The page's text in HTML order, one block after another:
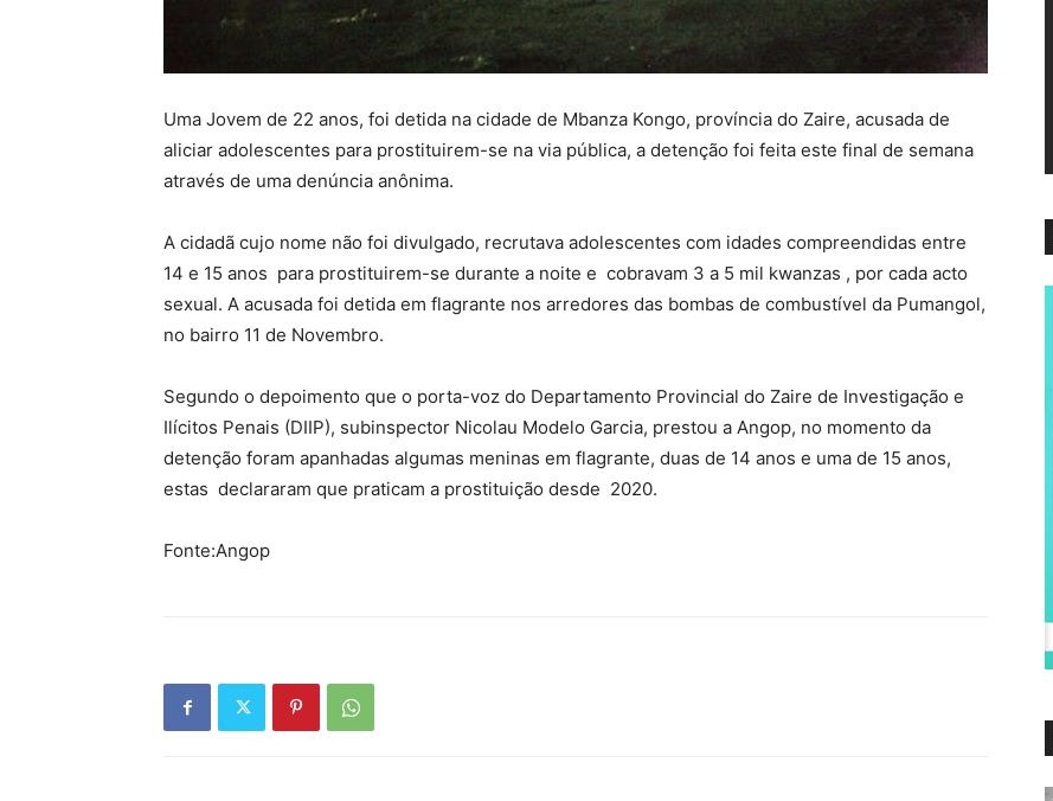
Uma Jovem de 22 anos, foi detida na cidade de Mbanza Kongo, província do Zaire, acusada de
aliciar adolescentes para prostituirem-se na via pública, a detenção foi feita este final de semana
através de uma denúncia anônima.
A cidadã cujo nome não foi divulgado, recrutava adolescentes com idades compreendidas entre
14 e 15 anos para prostituirem-se durante a noite e cobravam 3 a 5 mil kwanzas , por cada acto
sexual. A acusada foi detida em flagrante nos arredores das bombas de combustível da Pumangol,
no bairro 11 de Novembro.
Segundo o depoimento que o porta-voz do Departamento Provincial do Zaire de Investigação e
Ilícitos Penais (DIIP), subinspector Nicolau Modelo Garcia, prestou a Angop, no momento da
detenção foram apanhadas algumas meninas em flagrante, duas de 14 anos e uma de 15 anos,
estas declararam que praticam a prostituição desde 2020.
Fonte:Angop